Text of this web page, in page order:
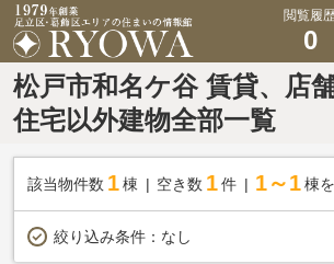
閲覧履
0
松戸市和名ケ谷 賃貸、店
住宅以外建物全部一覧
該当物件数 1棟 空き数 1 件 1～1 棟
絞り込み条件： なし